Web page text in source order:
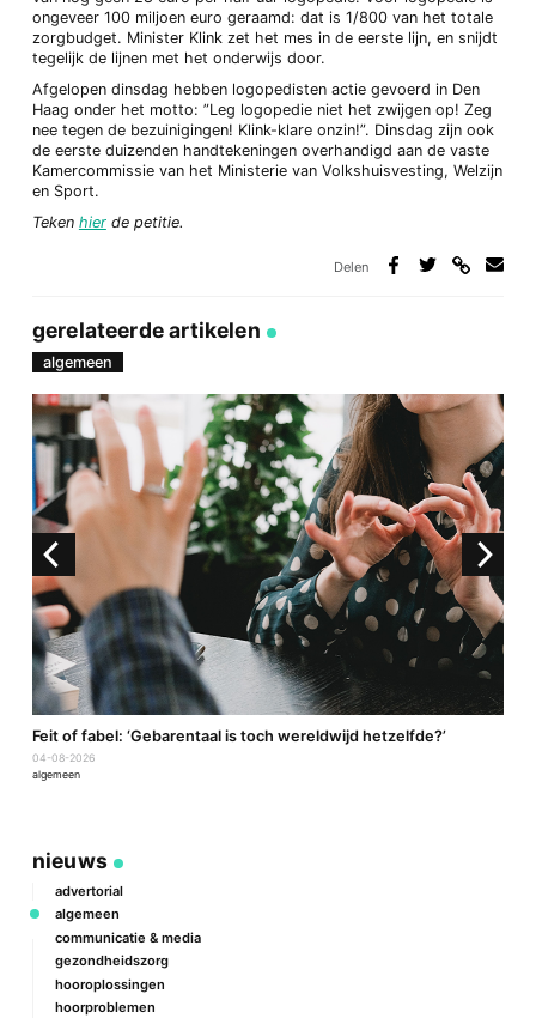
ongeveer 100 miljoen euro geraamd: dat is 1/800 van het totale
zorgbudget. Minister Klink zet het mes in de eerste lijn, en snijdt
tegelijk de lijnen met het onderwijs door.
Afgelopen dinsdag hebben logopedisten actie gevoerd in Den
Haag onder het motto: ”Leg logopedie niet het zwijgen op! Zeg
nee tegen de bezuinigingen! Klink-klare onzin!”. Dinsdag zijn ook
de eerste duizenden handtekeningen overhandigd aan de vaste
Kamercommissie van het Ministerie van Volkshuisvesting, Welzijn
en Sport.
Teken hierde petitie.
Delen
gerelateerde artikelen
algemeen
Feit of fabel: ‘Gebarentaal is toch wereldwijd hetzelfde?’
04-08-2026
algemeen
nieuws
advertorial
algemeen
communicatie & media
gezondheidszorg
hooroplossingen
hoorproblemen